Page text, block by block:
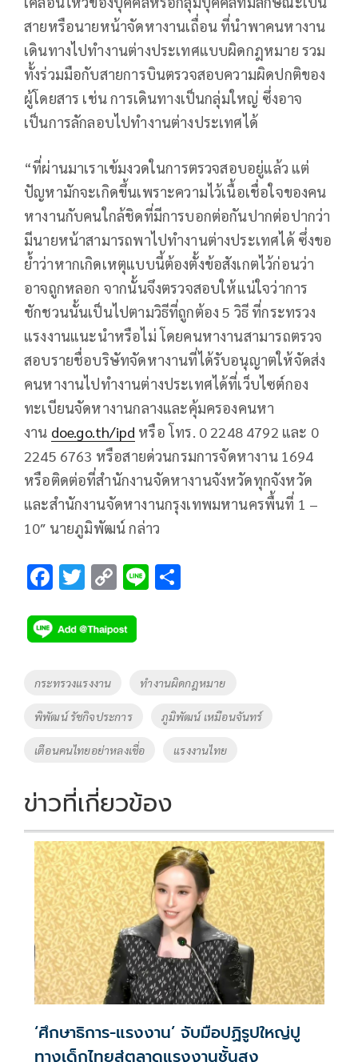
สายหรือนายหน้าจัดหางานเถื่อน ที่นำพาคนหางาน
เดินทางไปทำงานต่างประเทศแบบผิดกฎหมาย รวม
ทั้งร่วมมือกับสายการบินตรวจสอบความผิดปกติของ
ผู้โดยสาร เช่น การเดินทางเป็นกลุ่มใหญ่ ซึ่งอาจ
เป็นการลักลอบไปทำงานต่างประเทศได้
“ที่ผ่านมาเราเข้มงวดในการตรวจสอบอยู่แล้ว แต่
ปัญหามักจะเกิดขึ้นเพราะความไว้เนื้อเชื่อใจของคน
หางานกับคนใกล้ชิดที่มีการบอกต่อกันปากต่อปากว่า
มีนายหน้าสามารถพาไปทำงานต่างประเทศได้ ซึ่งขอ
ย้ำว่าหากเกิดเหตุแบบนี้ต้องตั้งข้อสังเกตไว้ก่อนว่า
อาจถูกหลอก จากนั้นจึงตรวจสอบให้แน่ใจว่าการ
ชักชวนนั้นเป็นไปตามวิธีที่ถูกต้อง 5 วิธี ที่กระทรวง
แรงงานแนะนำหรือไม่ โดยคนหางานสามารถตรวจ
สอบรายชื่อบริษัทจัดหางานที่ได้รับอนุญาตให้จัดส่ง
คนหางานไปทำงานต่างประเทศได้ที่เว็บไซต์กอง
ทะเบียนจัดหางานกลางและคุ้มครองคนหา
งาน doe.go.th/ipd หรือ โทร. 0 2248 4792 และ 0
2245 6763 หรือสายด่วนกรมการจัดหางาน 1694
หรือติดต่อที่สำนักงานจัดหางานจังหวัดทุกจังหวัด
และสำนักงานจัดหางานกรุงเทพมหานครพื้นที่ 1 –
10″ นายภูมิพัฒน์ กล่าว
F
e
b
o
o
k
T
tt
er
C
p
y
k
Li
Tags
กระทรวงแรงงาน ทำงานผิดกฎหมาย
พิพัฒน์ รัชกิจประการ ภูมิพัฒน์ เหมือนจันทร์
เตือนคนไทยอย่าหลงเชื่อ แรงงานไทย
ข่าวที่เกี่ยวข้อง
‘ศึกษาธิการ-แรงงาน’ จับมือปฏิรูปใหญ่ปู
ทางเด็กไทยสู่ตลาดแรงงานชั้นสูง